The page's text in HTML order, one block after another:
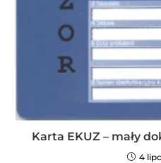
Karta EKUZ – mały
4